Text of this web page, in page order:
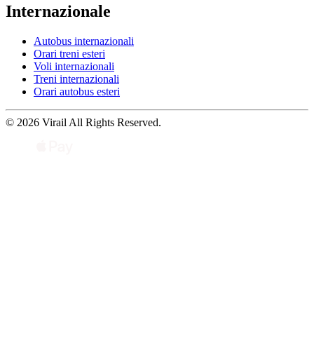
Internazionale
Autobus internazionali
Orari treni esteri
Voli internazionali
Treni internazionali
Orari autobus esteri
© 2026 Virail All Rights Reserved.